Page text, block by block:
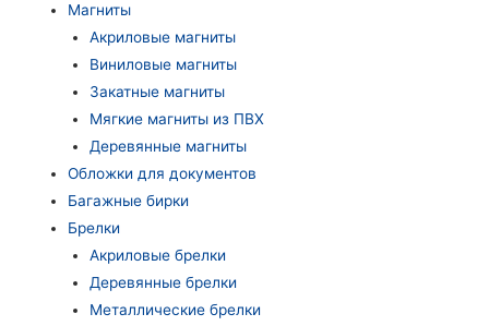
Магниты
Акриловые магниты
Виниловые магниты
Закатные магниты
Мягкие магниты из ПВХ
Деревянные магниты
Обложки для документов
Багажные бирки
Брелки
Акриловые брелки
Деревянные брелки
Металлические брелки